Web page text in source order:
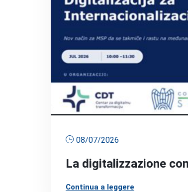
08/07/2026
La digitalizzazione
Continua a leggere